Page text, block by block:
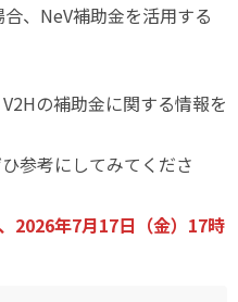
、NeV補助金を活用する
の補助金に関する情報を
参考にしてみてくださ
2026年7月17日（金）17時